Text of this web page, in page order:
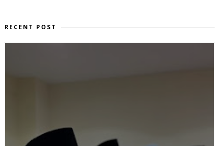
RECENT POST